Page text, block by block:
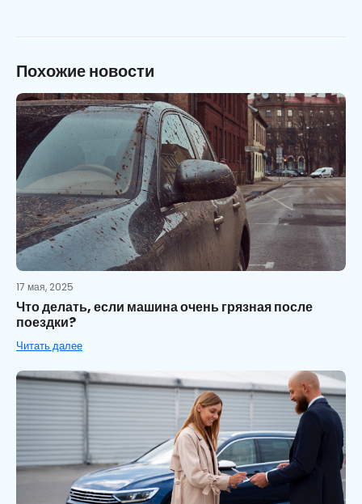
Похожие новости
17 мая, 2025
Что делать, если машина очень грязная после
поездки?
Читать далее